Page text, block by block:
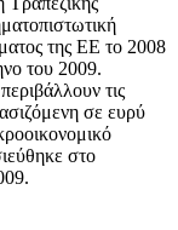
της ΕΕ το 2008
του 2009.
τις
σε ευρύ
στο